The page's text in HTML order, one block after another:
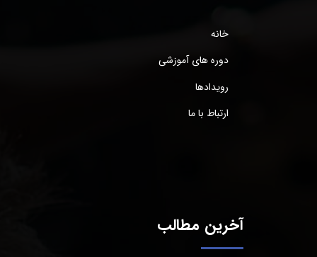
خانه
دوره های آموزشی
رویدادها
ارتباط با ما
آخرین مطالب